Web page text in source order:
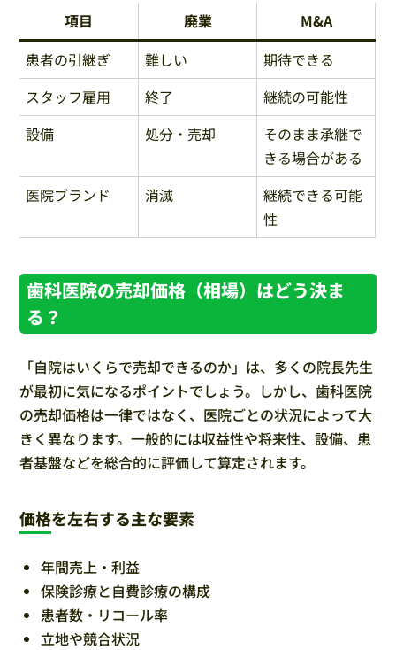
項目 廃業
M&A
患者の引継ぎ
難しい
期待できる
スタッフ雇用
終了
継続の可能性
設備
処分・売却
そのまま承継で
きる場合がある
医院ブランド
消滅
継続できる可能
性
歯科医院の売却価格（相場）はどう決ま
る？
「自院はいくらで売却できるのか」は、多くの院長先生
が最初に気になるポイントでしょう。しかし、歯科医院
の売却価格は一律ではなく、医院ごとの状況によって大
きく異なります。一般的には収益性や将来性、設備、患
者基盤などを総合的に評価して算定されます。
価格を左右する主な要素
年間売上・利益
保険診療と自費診療の構成
患者数・リコール率
立地や競合状況